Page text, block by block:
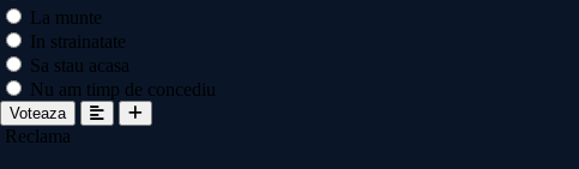
La munte
In strainatate
Sa stau acasa
Nu am timp de concediu
Voteaza
Reclama